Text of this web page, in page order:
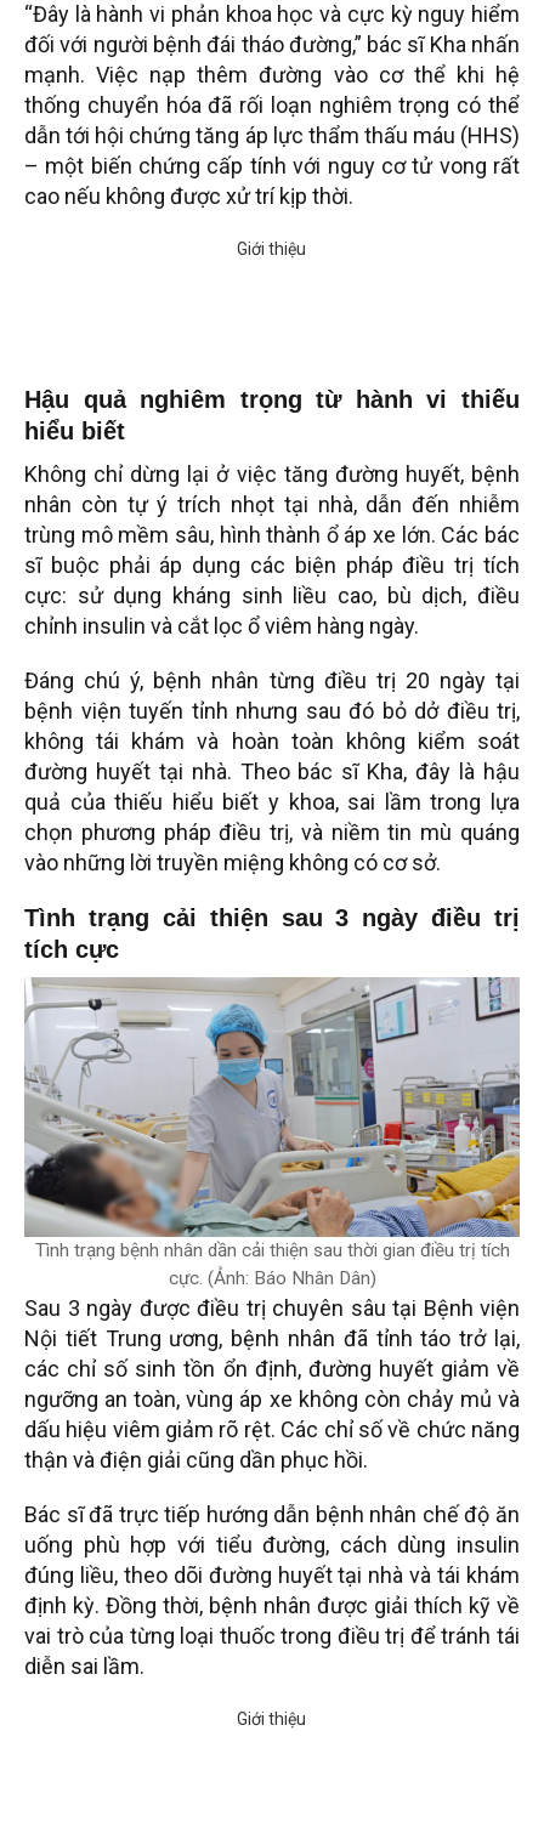
“Đây là hành vi phản khoa học và cực kỳ nguy hiểm
đối với người bệnh đái tháo đường,” bác sĩ Kha nhấn
mạnh. Việc nạp thêm đường vào cơ thể khi hệ
thống chuyển hóa đã rối loạn nghiêm trọng có thể
dẫn tới hội chứng tăng áp lực thẩm thấu máu (HHS)
– một biến chứng cấp tính với nguy cơ tử vong rất
cao nếu không được xử trí kịp thời.
Hậu quả nghiêm trọng từ hành vi thiếu
hiểu biết
Không chỉ dừng lại ở việc tăng đường huyết, bệnh
nhân còn tự ý trích nhọt tại nhà, dẫn đến nhiễm
trùng mô mềm sâu, hình thành ổ áp xe lớn. Các bác
sĩ buộc phải áp dụng các biện pháp điều trị tích
cực: sử dụng kháng sinh liều cao, bù dịch, điều
chỉnh insulin và cắt lọc ổ viêm hàng ngày.
Đáng chú ý, bệnh nhân từng điều trị 20 ngày tại
bệnh viện tuyến tỉnh nhưng sau đó bỏ dở điều trị,
không tái khám và hoàn toàn không kiểm soát
đường huyết tại nhà. Theo bác sĩ Kha, đây là hậu
quả của thiếu hiểu biết y khoa, sai lầm trong lựa
chọn phương pháp điều trị, và niềm tin mù quáng
vào những lời truyền miệng không có cơ sở.
Tình trạng cải thiện sau 3 ngày điều trị
tích cực
Tình trạng bệnh nhân dần cải thiện sau thời gian điều trị tích
cực. (Ảnh: Báo Nhân Dân)
Sau 3 ngày được điều trị chuyên sâu tại Bệnh viện
Nội tiết Trung ương, bệnh nhân đã tỉnh táo trở lại,
các chỉ số sinh tồn ổn định, đường huyết giảm về
ngưỡng an toàn, vùng áp xe không còn chảy mủ và
dấu hiệu viêm giảm rõ rệt. Các chỉ số về chức năng
thận và điện giải cũng dần phục hồi.
Bác sĩ đã trực tiếp hướng dẫn bệnh nhân chế độ ăn
uống phù hợp với tiểu đường, cách dùng insulin
đúng liều, theo dõi đường huyết tại nhà và tái khám
định kỳ. Đồng thời, bệnh nhân được giải thích kỹ về
vai trò của từng loại thuốc trong điều trị để tránh tái
diễn sai lầm.